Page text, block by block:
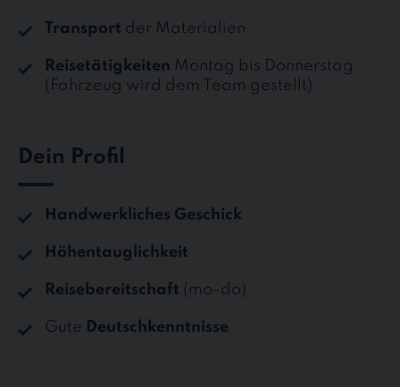
Transport der Materialien
Reisetätigkeiten Montag bis Donnerstag
(Fahrzeug wird dem Team gestellt)
Dein Profil
Handwerkliches Geschick
Höhentauglichkeit
Reisebereitschaft (mo-do)
Gute Deutschkenntnisse